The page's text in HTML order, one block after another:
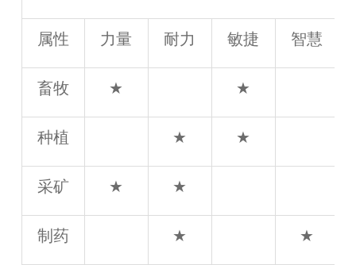
属性 力量 耐力 敏捷 智慧
畜牧 ★ ★
种植 ★ ★
采矿 ★ ★
制药 ★ ★